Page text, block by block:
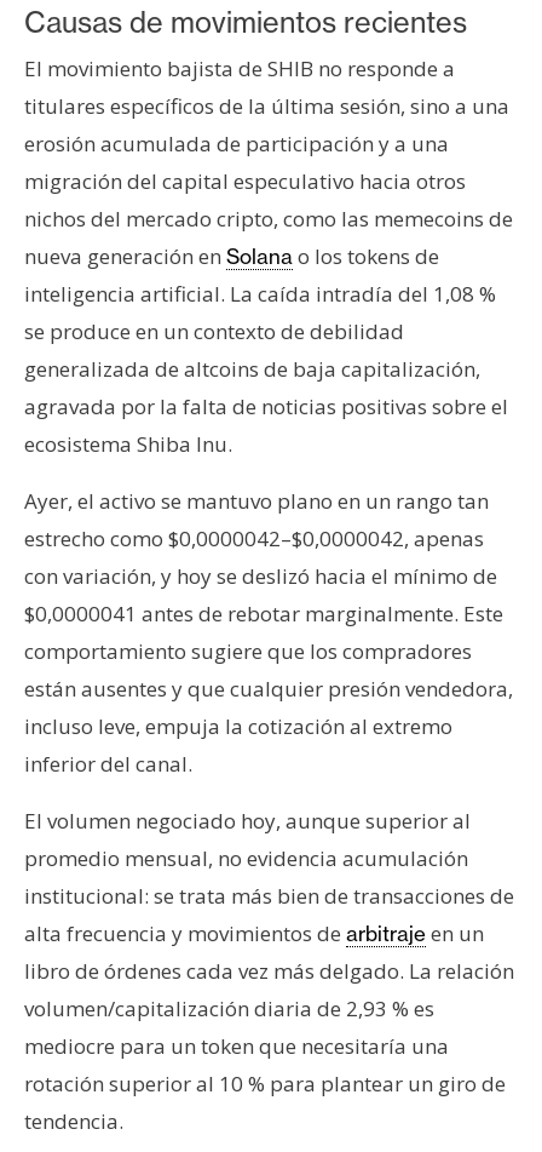
d
Causas de movimientos recientes
El movimiento bajista de SHIB no responde a
titulares específicos de la última sesión, sino a una
erosión acumulada de participación y a una
migración del capital especulativo hacia otros
nichos del mercado cripto, como las memecoins de
nueva generación en Solana o los tokens de
inteligencia artificial. La caída intradía del 1,08 %
se produce en un contexto de debilidad
generalizada de altcoins de baja capitalización,
agravada por la falta de noticias positivas sobre el
ecosistema Shiba Inu.
Ayer, el activo se mantuvo plano en un rango tan
estrecho como $0,0000042–$0,0000042, apenas
con variación, y hoy se deslizó hacia el mínimo de
$0,0000041 antes de rebotar marginalmente. Este
comportamiento sugiere que los compradores
están ausentes y que cualquier presión vendedora,
incluso leve, empuja la cotización al extremo
inferior del canal.
El volumen negociado hoy, aunque superior al
promedio mensual, no evidencia acumulación
institucional: se trata más bien de transacciones de
alta frecuencia y movimientos de arbitrajeen un
libro de órdenes cada vez más delgado. La relación
volumen/capitalización diaria de 2,93 % es
mediocre para un token que necesitaría una
rotación superior al 10 % para plantear un giro de
tendencia.